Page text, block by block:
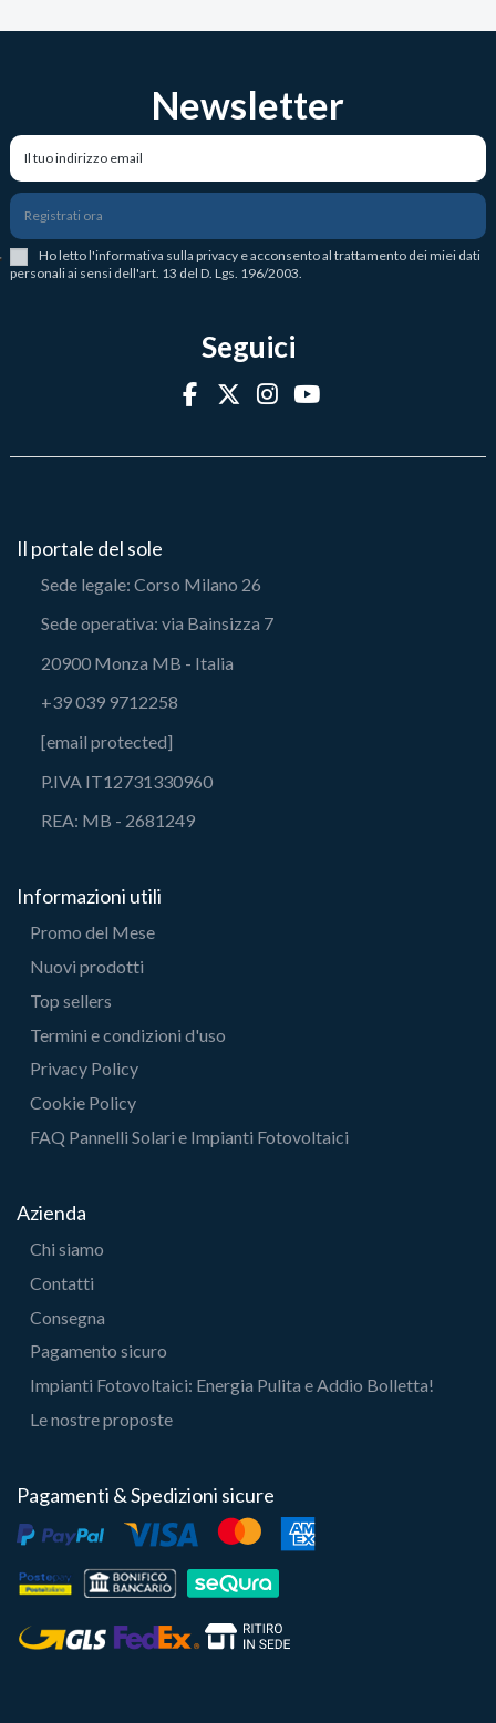
Newsletter
Registrati ora
Ho letto l'informativa sulla privacy e acconsento al trattamento dei miei dati
personali ai sensi dell'art. 13 del D. Lgs. 196/2003.
Seguici
Il portale del sole
Sede legale: Corso Milano 26
Sede operativa: via Bainsizza 7
20900 Monza MB - Italia
+39 039 9712258
[email protected]
P.IVA IT12731330960
REA: MB - 2681249
Informazioni utili
Promo del Mese
Nuovi prodotti
Top sellers
Termini e condizioni d'uso
Privacy Policy
Cookie Policy
FAQ Pannelli Solari e Impianti Fotovoltaici
Azienda
Chi siamo
Contatti
Consegna
Pagamento sicuro
Impianti Fotovoltaici: Energia Pulita e Addio Bolletta!
Le nostre proposte
Pagamenti & Spedizioni sicure